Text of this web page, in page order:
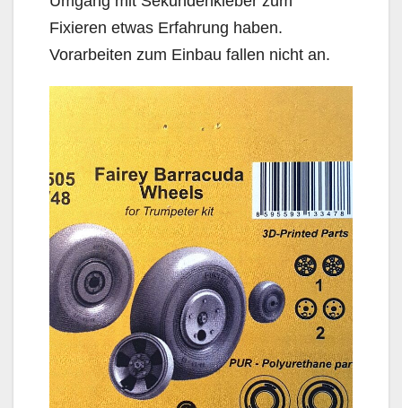
Fixieren etwas Erfahrung haben.
Vorarbeiten zum Einbau fallen nicht an.